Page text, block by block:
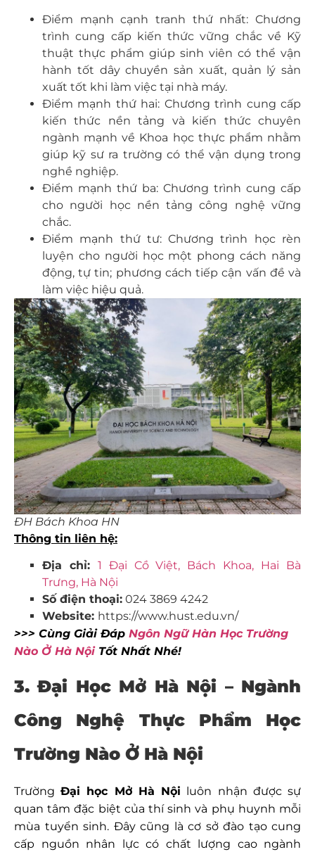
Điểm mạnh cạnh tranh thứ nhất: Chương
trình cung cấp kiến thức vững chắc về Kỹ
thuật thực phẩm giúp sinh viên có thể vận
hành tốt dây chuyền sản xuất, quản lý sản
xuất tốt khi làm việc tại nhà máy.
Điểm mạnh thứ hai: Chương trình cung cấp
kiến thức nền tảng và kiến thức chuyên
ngành mạnh về Khoa học thực phẩm nhằm
giúp kỹ sư ra trường có thể vận dụng trong
nghề nghiệp.
Điểm mạnh thứ ba: Chương trình cung cấp
cho người học nền tảng công nghệ vững
chắc.
Điểm mạnh thứ tư: Chương trình học rèn
luyện cho người học một phong cách năng
động, tự tin; phương cách tiếp cận vấn đề và
làm việc hiệu quả.
ĐH Bách Khoa HN
Thông tin liên hệ:
Địa chỉ: 1 Đại Cồ Việt, Bách Khoa, Hai Bà
Trưng, Hà Nội
Số điện thoại: 024 3869 4242
Website: https://www.hust.edu.vn/
>>> Cùng Giải Đáp Ngôn Ngữ Hàn Học Trường
Nào Ở Hà NộiTốt Nhất Nhé!
3. Đại Học Mở Hà Nội – Ngành
Công Nghệ Thực Phẩm Học
Trường Nào Ở Hà Nội
TrườngĐại học Mở Hà Nội luôn nhận được sự
quan tâm đặc biệt của thí sinh và phụ huynh mỗi
mùa tuyển sinh. Đây cũng là cơ sở đào tạo cung
cấp nguồn nhân lực có chất lượng cao ngành